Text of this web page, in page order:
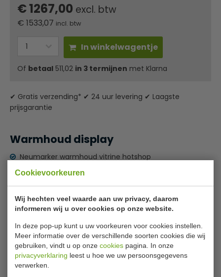
Cookievoorkeuren
Wij hechten veel waarde aan uw privacy, daarom
informeren wij u over cookies op onze website.
In deze pop-up kunt u uw voorkeuren voor cookies instellen.
Meer informatie over de verschillende soorten cookies die wij
gebruiken, vindt u op onze cookies pagina. In onze
privacyverklaring leest u hoe we uw persoonsgegevens
verwerken.
€ 1267,00 excl. btw
€ 1533,07 incl. btw
In winkelwagentje
Of betaal 511,02 in 3 termijnen met Klarna
✔ Gratis verzending* ✔ 24 uur levering ✔ Laagste
prijsgarantie
Warmhoud display
Neumarker warmhoud vitrine hotshop
Roestvrij stalen behuizing, acryl cover, verlichting 15w
boven en onder , 2 verdiepingen van roestvrij staal ,
kruimellade, waterbak voor vocht tegen uitdroging van
het deeg, thermostaat, alleen onder verwarming.
Made in Europe.
Bel voor levertijd.
Lees meer
Specificaties